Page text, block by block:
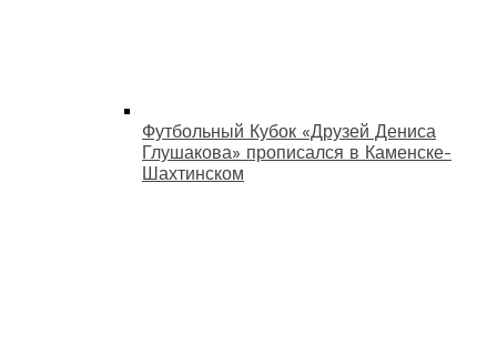
Футбольный Кубок «Друзей Дениса
Глушакова» прописался в Каменске-
Шахтинском